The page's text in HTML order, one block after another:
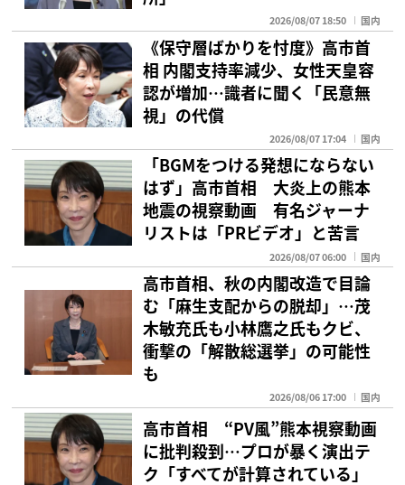
2026/08/07 18:50 国内
《保守層ばかりを忖度》高市首
相 内閣支持率減少、女性天皇容
認が増加…識者に聞く「民意無
視」の代償
2026/08/07 17:04 国内
「BGMをつける発想にならない
はず」高市首相 大炎上の熊本
地震の視察動画 有名ジャーナ
リストは「PRビデオ」と苦言
2026/08/07 06:00 国内
高市首相、秋の内閣改造で目論
む「麻生支配からの脱却」…茂
木敏充氏も小林鷹之氏もクビ、
衝撃の「解散総選挙」の可能性
も
2026/08/06 17:00 国内
高市首相 “PV風”熊本視察動画
に批判殺到…プロが暴く演出テ
ク「すべてが計算されている」